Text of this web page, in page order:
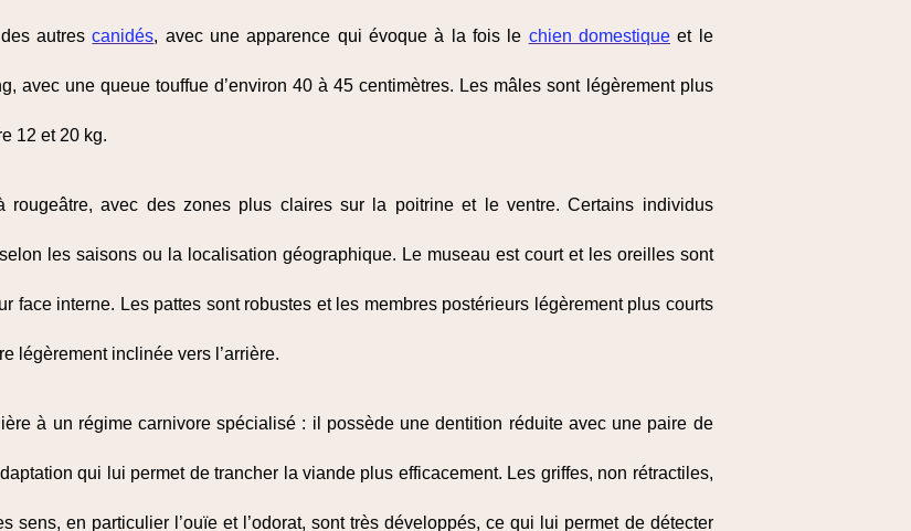
des autrescanidés, avec une apparence qui évoque à la fois le chien domestiqueet le
avec une queue touffue d’environ 40 à 45 centimètres. Les mâles sont légèrement plus
12 et 20 kg.
avec des zones plus claires sur la poitrine et le ventre. Certains individus
les saisons ou la localisation géographique. Le museau est court et les oreilles sont
face interne. Les pattes sont robustes et les membres postérieurs légèrement plus courts
légèrement inclinée vers l’arrière.
à un régime carnivore spécialisé : il possède une dentition réduite avec une paire de
qui lui permet de trancher la viande plus efficacement. Les griffes, non rétractiles,
sens, en particulier l’ouïe et l’odorat, sont très développés, ce qui lui permet de détecter